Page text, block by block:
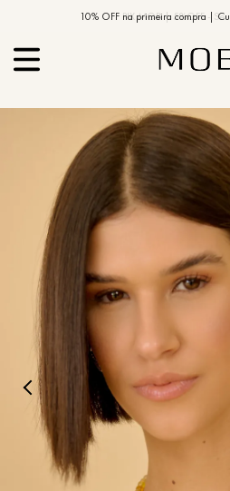
PIX MOB | 5%OFF -
10% OFF na primeira compra |